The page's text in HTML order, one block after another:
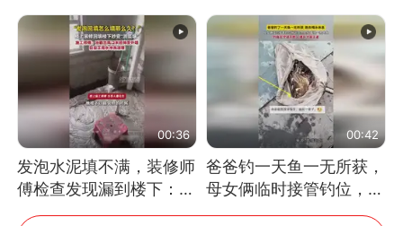
网友：果然言传不如身
教！
可以不要把我遣返回国”
00:36
发泡水泥填不满，装修师
傅检查发现漏到楼下：出
风口未延伸到外墙
00:42
爸爸钓一天鱼一无所获，
母女俩临时接管钓位，用
玩具鱼竿钓上大鱼